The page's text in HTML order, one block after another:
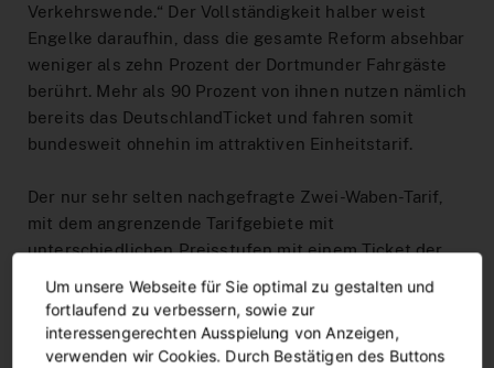
Verkehrswende.“ Der Vollständigkeit halber weist
Engelke daraufhin, dass die gesamte Reform absehbar
weniger als zehn Prozent der Dortmunder Fahrgäste
berührt. Mehr als 90 Prozent von ihnen nutzen nämlich
bereits das DeutschlandTicket und fahren somit
bundesweit ohnehin im attraktiven Einheitstarif.
Der nur sehr selten nachgefragte Zwei-Waben-Tarif,
mit dem angrenzende Tarifgebiete mit
unterschiedlichen Preisstufen mit einem Ticket der
Preisstufe A befahren werden können, ist mit der
Reform nun Geschichte. Alternativ steht auch für
derartige Fahrten der eezy.nrw-Tarif bereit, bei dem
die Fahrgäste digital ein- und auschecken und
Um unsere Webseite für Sie optimal zu gestalten und
fortlaufend zu verbessern, sowie zur
interessengerechten Ausspielung von Anzeigen,
verwenden wir Cookies. Durch Bestätigen des Buttons